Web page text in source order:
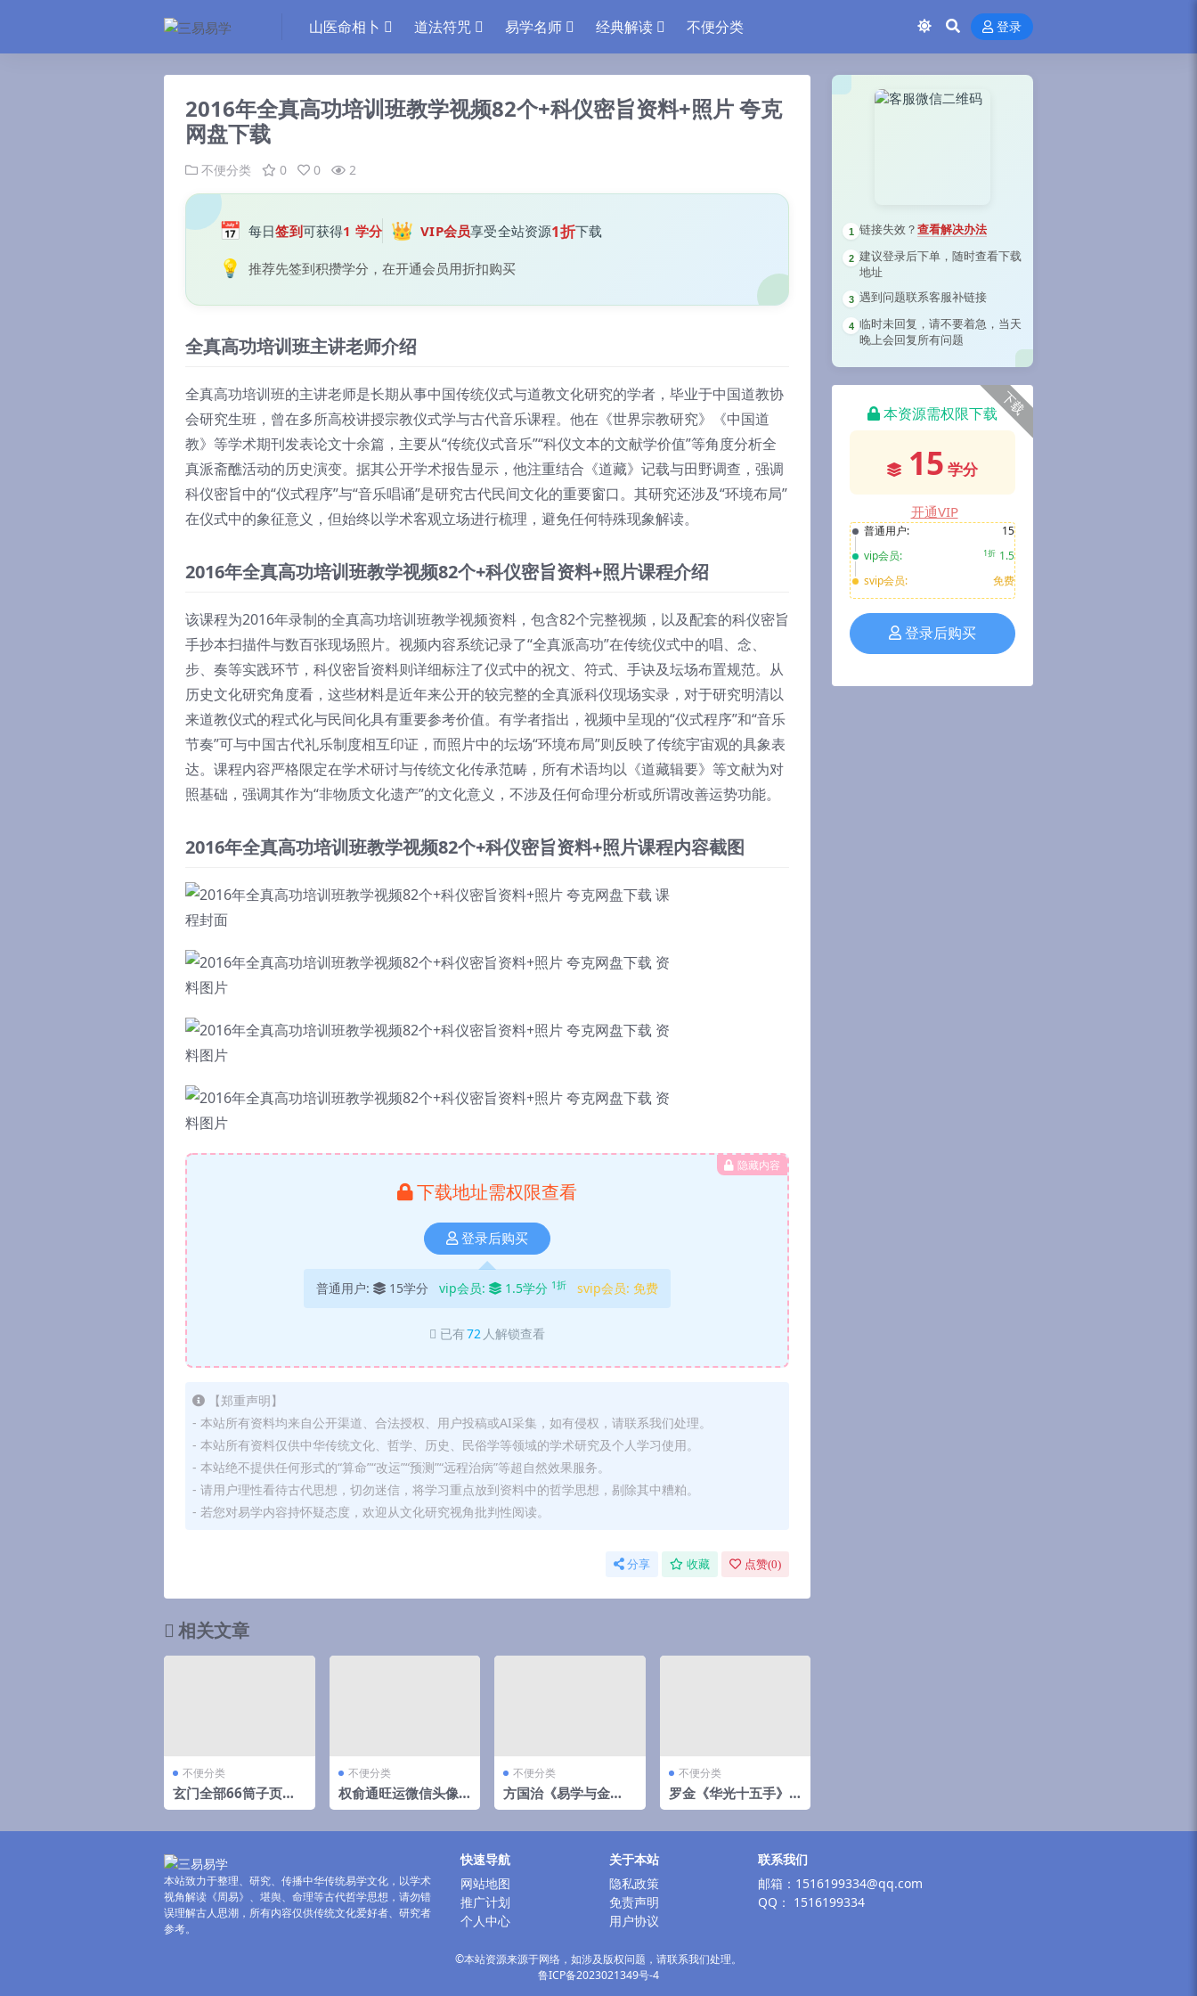
山医命相卜 道法符咒 易学名师 经典解读 不便分类 登录
2016年全真高功培训班教学视频82个+科仪密旨资料+照片 夸克
网盘下载
不便分类 0 0 2
📅 每日签到可获得1 学分 👑 VIP会员享受全站资源1折下载
💡 推荐先签到积攒学分，在开通会员用折扣购买
全真高功培训班主讲老师介绍
全真高功培训班的主讲老师是长期从事中国传统仪式与道教文化研究的学者，毕业于中国道教协
会研究生班，曾在多所高校讲授宗教仪式学与古代音乐课程。他在《世界宗教研究》《中国道
教》等学术期刊发表论文十余篇，主要从“传统仪式音乐”“科仪文本的文献学价值”等角度分析全
真派斋醮活动的历史演变。据其公开学术报告显示，他注重结合《道藏》记载与田野调查，强调
科仪密旨中的“仪式程序”与“音乐唱诵”是研究古代民间文化的重要窗口。其研究还涉及“环境布局”
在仪式中的象征意义，但始终以学术客观立场进行梳理，避免任何特殊现象解读。
2016年全真高功培训班教学视频82个+科仪密旨资料+照片课程介绍
该课程为2016年录制的全真高功培训班教学视频资料，包含82个完整视频，以及配套的科仪密旨
手抄本扫描件与数百张现场照片。视频内容系统记录了“全真派高功”在传统仪式中的唱、念、
步、奏等实践环节，科仪密旨资料则详细标注了仪式中的祝文、符式、手诀及坛场布置规范。从
历史文化研究角度看，这些材料是近年来公开的较完整的全真派科仪现场实录，对于研究明清以
来道教仪式的程式化与民间化具有重要参考价值。有学者指出，视频中呈现的“仪式程序”和“音乐
节奏”可与中国古代礼乐制度相互印证，而照片中的坛场“环境布局”则反映了传统宇宙观的具象表
达。课程内容严格限定在学术研讨与传统文化传承范畴，所有术语均以《道藏辑要》等文献为对
照基础，强调其作为“非物质文化遗产”的文化意义，不涉及任何命理分析或所谓改善运势功能。
2016年全真高功培训班教学视频82个+科仪密旨资料+照片课程内容截图
隐藏内容
下载地址需权限查看
登录后购买
普通用户: 15学分 vip会员: 1.5学分 1折 svip会员: 免费
已有72 人解锁查看
【郑重声明】
- 本站所有资料均来自公开渠道、合法授权、用户投稿或AI采集，如有侵权，请联系我们处理。
- 本站所有资料仅供中华传统文化、哲学、历史、民俗学等领域的学术研究及个人学习使用。
- 本站绝不提供任何形式的“算命”“改运”“预测”“远程治病”等超自然效果服务。
- 请用户理性看待古代思想，切勿迷信，将学习重点放到资料中的哲学思想，剔除其中糟粕。
- 若您对易学内容持怀疑态度，欢迎从文化研究视角批判性阅读。
分享 收藏 点赞(0)
相关文章
不便分类
玄门全部66筒子页
（彩色）
不便分类
权俞通旺运微信头像
高级班 8集
不便分类
方国治《易学与金
融》9集
不便分类
罗金《华光十五手》
课件
1 链接失效？ 查看解决办法
2 建议登录后下单，随时查看下载
地址
3 遇到问题联系客服补链接
4 临时未回复，请不要着急，当天
晚上会回复所有问题
下载
本资源需权限下载
15 学分
开通VIP
普通用户:
15
vip会员:
1折 1.5
svip会员:
免费
登录后购买
本站致力于整理、研究、传播中华传统易学文化，以学术
视角解读《周易》、堪舆、命理等古代哲学思想，请勿错
误理解古人思潮，所有内容仅供传统文化爱好者、研究者
参考。
快速导航
网站地图
推广计划
个人中心
关于本站
隐私政策
免责声明
用户协议
联系我们
邮箱：1516199334@qq.com
QQ： 1516199334
©本站资源来源于网络，如涉及版权问题，请联系我们处理。
鲁ICP备2023021349号-4